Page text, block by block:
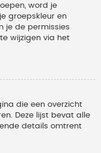
word je
groepskleur en
je de permissies
wijzigen via het
die een overzicht
Deze lijst bevat alle
details omtrent